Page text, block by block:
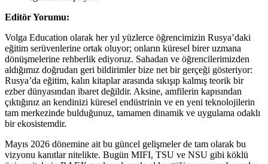
Editör Yorumu:
Volga Education olarak her yıl yüzlerce öğrencimizin Rusya’daki
eğitim serüvenlerine ortak oluyor; onların küresel birer uzmana
dönüşmelerine rehberlik ediyoruz. Sahadan ve öğrencilerimizden
aldığımız doğrudan geri bildirimler bize net bir gerçeği gösteriyor:
Rusya’da eğitim, kalın kitaplar arasında sıkışıp kalmış teorik bir
ezber dünyasından ibaret değildir. Aksine, amfilerin kapısından
çıktığınız an kendinizi küresel endüstrinin ve en yeni teknolojilerin
tam merkezinde bulduğunuz, tamamen dinamik ve uygulama odaklı
bir ekosistemdir.
Mayıs 2026 dönemine ait bu güncel gelişmeler de tam olarak bu
vizyonu kanıtlar nitelikte. Bugün MIFI, TSU ve NSU gibi köklü